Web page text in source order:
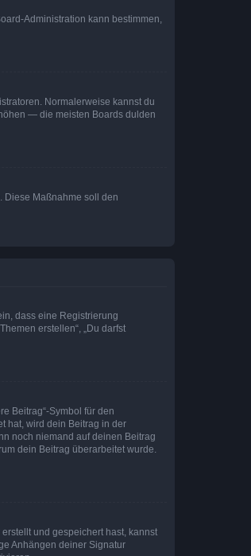
Administration kann bestimmen,
Normalerweise kannst du
— die meisten Boards dulden
Diese Maßnahme soll den
dass eine Registrierung
erstellen“, „Du darfst
Beitrag“-Symbol für den
hat, wird dein Beitrag in der
noch niemand auf deinen Beitrag
dein Beitrag überarbeitet wurde.
und gespeichert hast, kannst
Anhängen deiner Signatur